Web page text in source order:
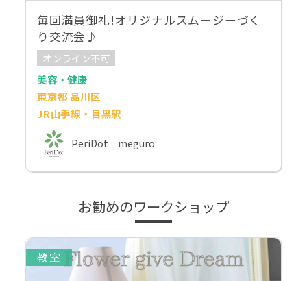
毎回満員御礼!オリジナルスムージーづく
り交流会♪
オンライン不可
美容・健康
東京都 品川区
JR山手線・目黒駅
PeriDot meguro
お勧めのワークショップ
教室